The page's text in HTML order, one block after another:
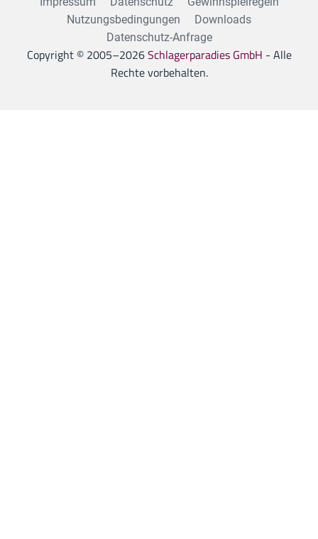
Nutzungsbedingungen
Downloads
Datenschutz-Anfrage
Copyright © 2005–2026Schlagerparadies GmbH - Alle
Rechte vorbehalten.